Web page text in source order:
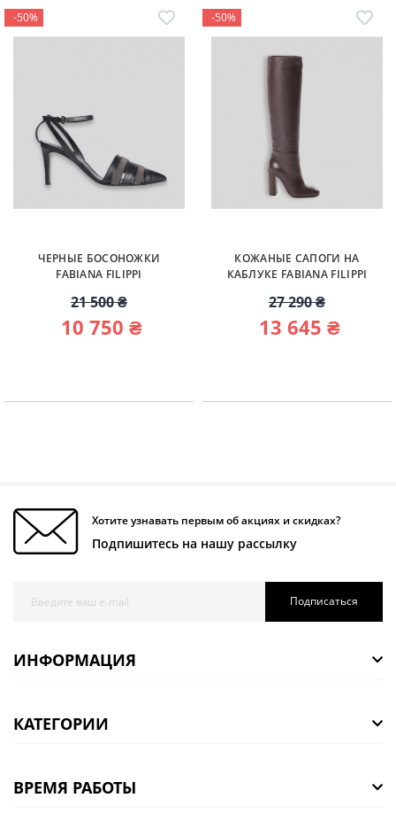
-50%
ЧЕРНЫЕ БОСОНОЖКИ
FABIANA FILIPPI
21 500 ₴
10 750 ₴
-50%
КОЖАНЫЕ САПОГИ НА
КАБЛУКЕ FABIANA FILIPPI
27 290 ₴
13 645 ₴
Хотите узнавать первым об акциях и скидках?
Подпишитесь на нашу рассылку
Подписаться
ИНФОРМАЦИЯ
КАТЕГОРИИ
ВРЕМЯ РАБОТЫ